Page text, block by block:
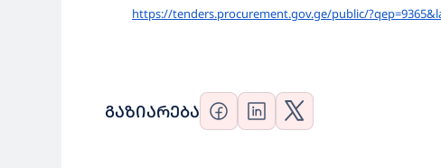
https://tenders.procurement.gov.ge/public/
ᲒᲐᲖᲘᲐᲠᲔᲑᲐ